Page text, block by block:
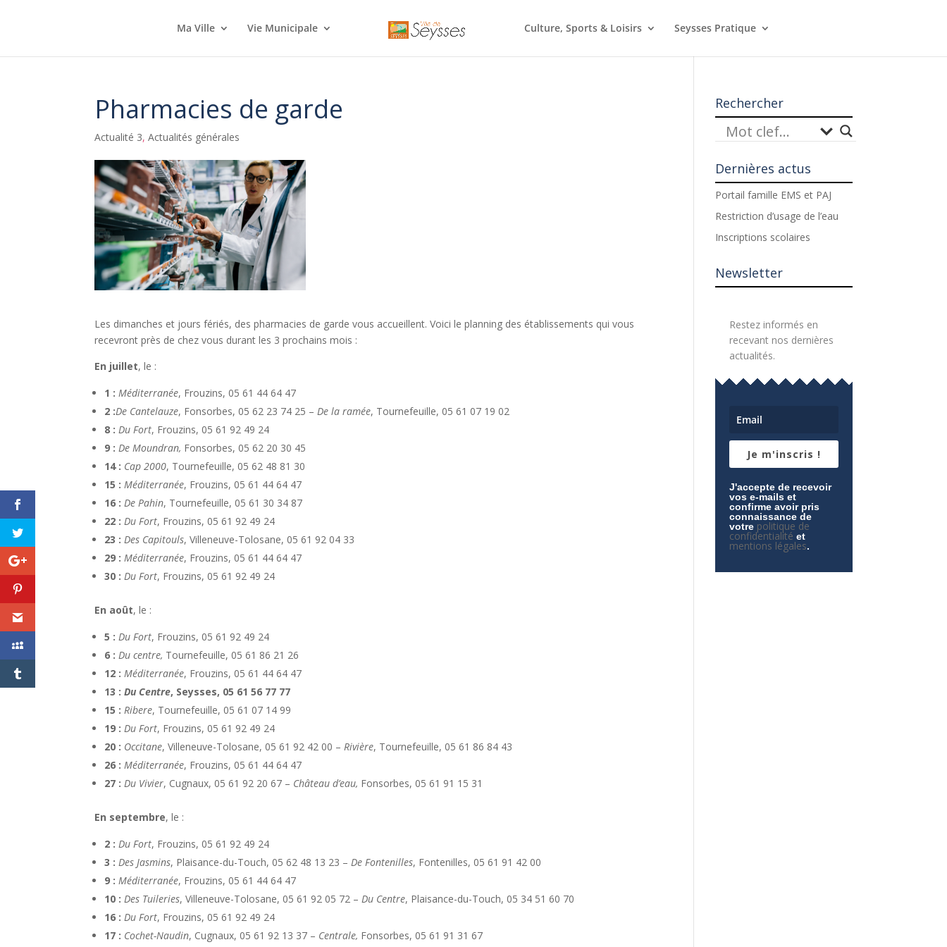
Ma Ville Vie Municipale Culture, Sports & Loisirs Seysses Pratique
Pharmacies de garde
Actualité 3,Actualités générales
Les dimanches et jours fériés, des pharmacies de garde vous accueillent. Voici le planning des établissements qui vous
recevront près de chez vous durant les 3 prochains mois :
En juillet, le :
1 : Méditerranée, Frouzins, 05 61 44 64 47
2 :De Cantelauze, Fonsorbes, 05 62 23 74 25 – De la ramée, Tournefeuille, 05 61 07 19 02
8 : Du Fort, Frouzins, 05 61 92 49 24
9 : De Moundran, Fonsorbes, 05 62 20 30 45
14 : Cap 2000, Tournefeuille, 05 62 48 81 30
15 : Méditerranée, Frouzins, 05 61 44 64 47
16 : De Pahin, Tournefeuille, 05 61 30 34 87
22 : Du Fort, Frouzins, 05 61 92 49 24
23 : Des Capitouls, Villeneuve-Tolosane, 05 61 92 04 33
29 : Méditerranée, Frouzins, 05 61 44 64 47
30 : Du Fort, Frouzins, 05 61 92 49 24
En août, le :
5 : Du Fort, Frouzins, 05 61 92 49 24
6 : Du centre, Tournefeuille, 05 61 86 21 26
12 : Méditerranée, Frouzins, 05 61 44 64 47
13 :Du Centre, Seysses, 05 61 56 77 77
15 : Ribere, Tournefeuille, 05 61 07 14 99
19 : Du Fort, Frouzins, 05 61 92 49 24
20 : Occitane, Villeneuve-Tolosane, 05 61 92 42 00 – Rivière, Tournefeuille, 05 61 86 84 43
26 : Méditerranée, Frouzins, 05 61 44 64 47
27 : Du Vivier, Cugnaux, 05 61 92 20 67 – Château d’eau, Fonsorbes, 05 61 91 15 31
En septembre, le :
2 : Du Fort, Frouzins, 05 61 92 49 24
3 : Des Jasmins, Plaisance-du-Touch, 05 62 48 13 23 – De Fontenilles, Fontenilles, 05 61 91 42 00
9 : Méditerranée, Frouzins, 05 61 44 64 47
10 : Des Tuileries, Villeneuve-Tolosane, 05 61 92 05 72 – Du Centre, Plaisance-du-Touch, 05 34 51 60 70
16 : Du Fort, Frouzins, 05 61 92 49 24
17 : Cochet-Naudin, Cugnaux, 05 61 92 13 37 – Centrale, Fonsorbes, 05 61 91 31 67
Rechercher
Dernières actus
Portail famille EMS et PAJ
Restriction d’usage de l’eau
Inscriptions scolaires
Newsletter
Restez informés en
recevant nos dernières
actualités.
Je m'inscris !
J'accepte de recevoir
vos e-mails et
confirme avoir pris
connaissance de
votre politique de
confidentialité et
mentions légales.